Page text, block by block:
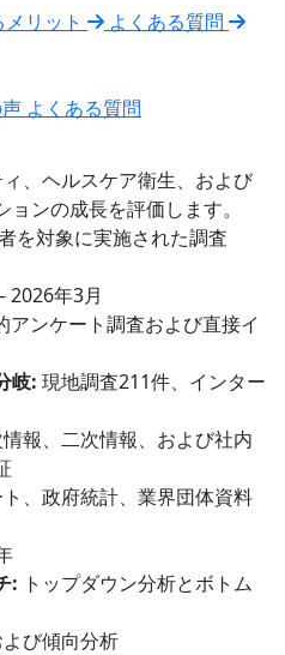
リット よくある質問
よくある質問
、ヘルスケア衛生、および
ンの成長を評価します。
を対象に実施された調査
2026年3月
アンケート調査および直接イ
岐: 現地調査211件、インター
報、二次情報、および社内
、政府統計、業界団体資料
: トップダウン分析とボトム
び傾向分析